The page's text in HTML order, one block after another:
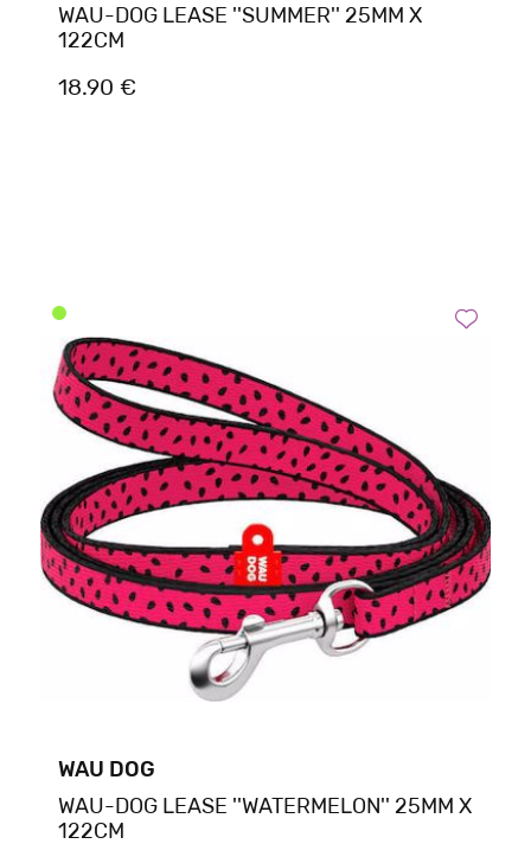
WAU-DOG LEASE ''SUMMER'' 25MM X
122CM
18.90 €
WAU DOG
WAU-DOG LEASE ''WATERMELON'' 25MM X
122CM